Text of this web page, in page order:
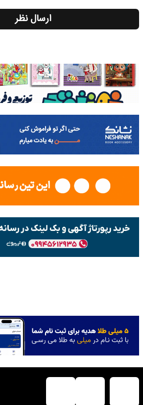
ارسال نظر